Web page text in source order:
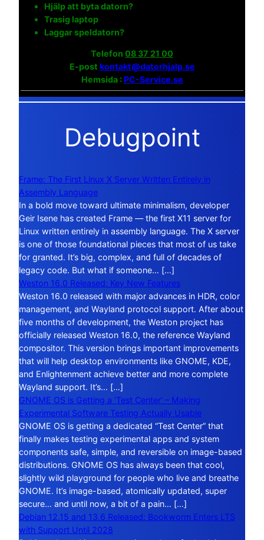
Hjälp att byta datorn?
Trasig laptop
Laggar speldatorn?
Telefon 08 37 21 00
E-post kontakt@datorhjalp.se
Hemsida :PC-Service.se
Debugpoint
Frame: The First Linux X Server Written Entirely in
Assembly Language
In a bold move toward ultimate minimalism, developer
Geir Isene has created Frame — the first X11 server for
Linux written entirely in assembly language. The X server
is one of those foundational pieces that most of us take
for granted. It’s big, complex, and full of decades of
legacy code. But what if someone… […]
Weston 16.0 Released: Key New Features
Weston 16.0 released with major advances in HDR, color
management, and Wayland protocol support. After about
five months of development, the Weston project has
officially released Weston 16.0, the reference Wayland
compositor. This version brings important improvements
that will help desktop environments like GNOME, KDE,
and Enlightenment achieve better and more complete
Wayland support. It’s… […]
GNOME OS is Getting a ‘Test Center’ – Making
Experimental Software Testing Actually Usable
GNOME OS is getting a dedicated “Test Center” that
finally makes testing experimental apps and system
components safe, simple, and reversible on image-based
distributions. GNOME OS has always been that cool,
slightly wild playground for people who live and breathe
GNOME. It’s image-based, atomically updated, super
secure… and until now, a bit of a pain… […]
Debian 12.15 and 13.6 Released: Bookworm Enters LTS
with Support Until 2028